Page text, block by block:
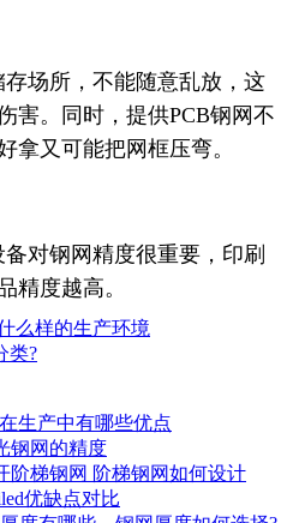
场所，不能随意乱放，这
害。同时，提供PCB钢网不
拿又可能把网框压弯。
对钢网精度很重要，印刷
精度越高。
么样的生产环境
类?
生产中有哪些优点
钢网的精度
阶梯钢网 阶梯钢网如何设计
优缺点对比